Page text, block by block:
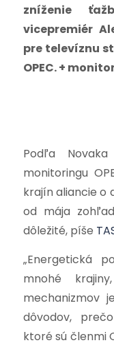
zníženie
vicepremiér
pre televíznu
OPEC. +
Podľa
monitoringu
krajín aliancie o
od mája
dôležité, píše
„Energetická
mnohé
mechanizmov
dôvodov,
ktoré sú členmi